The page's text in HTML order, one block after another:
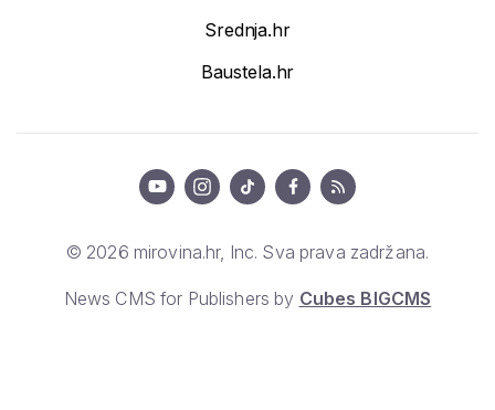
Srednja.hr
Baustela.hr
© 2026 mirovina.hr, Inc. Sva prava zadržana.
News CMS for Publishers by Cubes BIGCMS